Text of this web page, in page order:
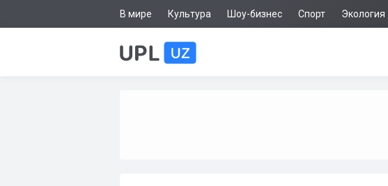
В мире Культура Шоу-бизнес Спорт Экология